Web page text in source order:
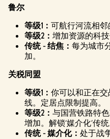
鲁尔
等级1： 可航行河流相邻
等级2： 增加资源的科技
传统 - 结焦： 每为城市
加。
关税同盟
等级1： 你可以和正在
线。定居点限制提高。
等级2： 与国营铁路特
增加。解锁‘媒介化’传统
传统 - 媒介化： 处于战